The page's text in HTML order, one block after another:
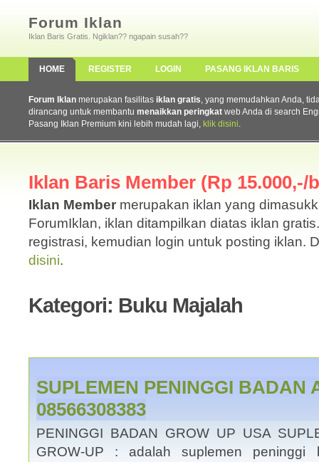
Forum Iklan
Iklan Baris Gratis. Ngiklan?? ngapain susah??
HOME REGISTER LOGIN PASANG IKLAN BARIS
Forum Iklan merupakan fasilitas iklan gratis, yang memudahkan Anda,
dirancang untuk membantu menaikkan peringkat web Anda di search
Pasang Iklan Premium kini lebih mudah lagi, klik disini.
Iklan Baris Member (Rp 15.000,-/
Iklan Member merupakan iklan yang
ForumIklan, iklan ditampilkan diatas iklan
registrasi, kemudian login untuk posting iklan.
disini.
Kategori: Buku Majalah
SUPLEMEN PENINGGI BADAN
08566308383
PENINGGI BADAN GROW UP USA
GROW-UP : adalah suplemen